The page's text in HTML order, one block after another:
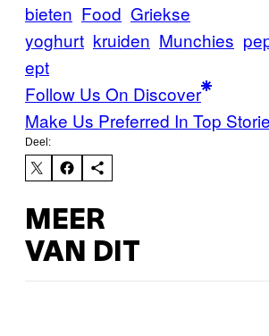
bieten Food Griekse
yoghurt kruiden Munchies
ept
Follow Us On Discover
Make Us Preferred In Top
Deel:
MEER
VAN DIT